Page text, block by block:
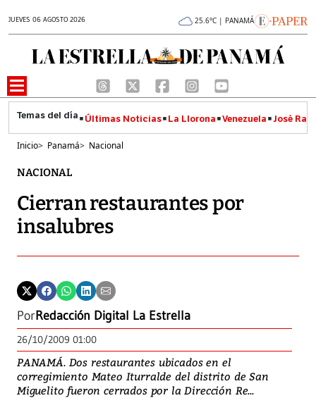
JUEVES 06 AGOSTO 2026 25.6°C | PANAMÁ
Últimas Noticias La Llorona Venezuela José
Inicio> Panamá> Nacional
NACIONAL
Cierran restaurantes por
insalubres
PorRedacción Digital La Estrella
26/10/2009 01:00
PANAMÁ. Dos restaurantes ubicados en el
corregimiento Mateo Iturralde del distrito de San
Miguelito fueron cerrados por la Dirección Re...